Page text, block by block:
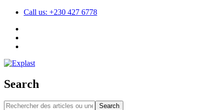
Call us: +230 427 6778
Search
Search